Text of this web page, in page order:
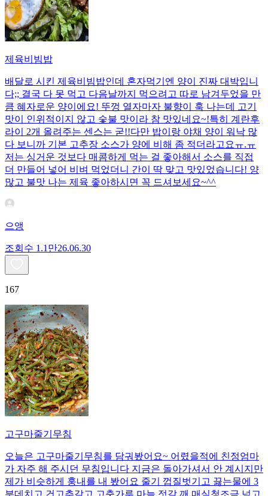
제육비빔밥
배달로 시킨 제육비빔밥인데 혼자먹기엔 양이 진짜 대박입니
다;; 결국 다 못 먹고 다음날까지 먹으려고 따로 남겨두었을 만
큼 혜자로운 양이에요! 뚜껑 열자마자 불향이 훅 나는데 고기
맛이 인위적이지 않고 숯불 맛이라 참 맛있네요~!특히 계란후
라이 2개 올려주는 센스는 굳!! ​다만 밥이랑 야채 양이 워낙 많
다 보니까 기본 고추장 소스가 양에 비해 좀 적더라고요ㅠ.ㅠ
저는 싱거운 것보다 매콤하게 먹는 걸 좋아해서 소스를 직접
더 만들어 넣어 비벼 먹었더니 간이 딱 맞고 맛있었습니다! 양
많고 불맛 나는 제육 좋아하시면 꼭 드셔보세요~^^
으앵
조회수 1.1만26.06.30
167
고구마줄기무침
오늘은 고구마줄기무침를 담궈봤어요~ 어렸을적에 친정엄마
가 자주 해 주시던 무침입니다 지금은 돌아가셔서 안 계시지만
제가 비슷하게 훙내를 내 봤어요 줄기 껍질벗기고 끓는물에 3
분데치고 건고추갈고 고춧가루,마늘,젓갈,깨,매실청조금.넘고